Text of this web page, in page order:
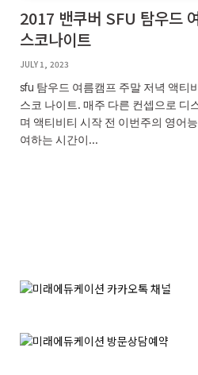
2017 밴쿠버 SFU 탐우드
스코나이트
JULY 1, 2023
sfu 탐우드 여름캠프 주말 저녁 액티
스코 나이트. 매주 다른 컨셉으로 디
며 액티비티 시작 전 이번주의 영어
여하는 시간이…